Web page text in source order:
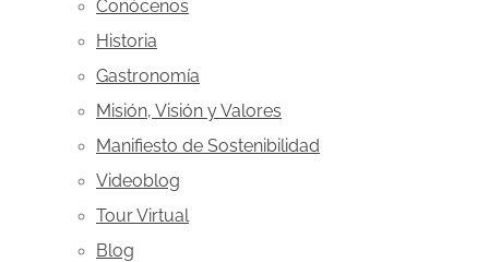
Conócenos
Historia
Gastronomía
Misión, Visión y Valores
Manifiesto de Sostenibilidad
Videoblog
Tour Virtual
Blog